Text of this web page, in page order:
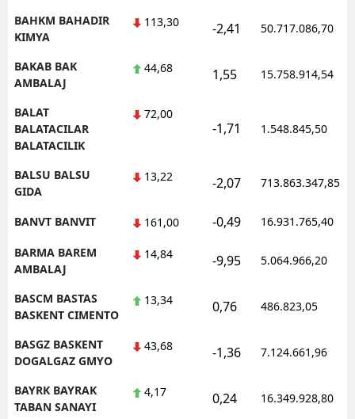
BAHKM BAHADIR
KIMYA
113,30 -2,41 50.717.086,70
BAKAB BAK
AMBALAJ
44,68 1,55 15.758.914,54
BALAT
BALATACILAR
BALATACILIK
72,00
-1,71 1.548.845,50
BALSU BALSU
GIDA
13,22 -2,07 713.863.347,85
BANVT BANVIT 161,00 -0,49 16.931.765,40
BARMA BAREM
AMBALAJ
14,84 -9,95 5.064.966,20
BASCM BASTAS
BASKENT CIMENTO
13,34 0,76 486.823,05
BASGZ BASKENT
DOGALGAZ GMYO
43,68 -1,36 7.124.661,96
BAYRK BAYRAK
TABAN SANAYI
4,17 0,24 16.349.928,80